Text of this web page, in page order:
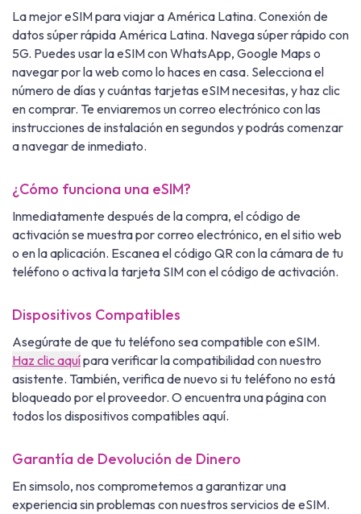
La mejor eSIM para viajar a América Latina. Conexión de
datos súper rápida América Latina. Navega súper rápido con
5G. Puedes usar la eSIM con WhatsApp, Google Maps o
navegar por la web como lo haces en casa. Selecciona el
número de días y cuántas tarjetas eSIM necesitas, y haz clic
en comprar. Te enviaremos un correo electrónico con las
instrucciones de instalación en segundos y podrás comenzar
a navegar de inmediato.
¿Cómo funciona una eSIM?
Inmediatamente después de la compra, el código de
activación se muestra por correo electrónico, en el sitio web
o en la aplicación. Escanea el código QR con la cámara de tu
teléfono o activa la tarjeta SIM con el código de activación.
Dispositivos Compatibles
Asegúrate de que tu teléfono sea compatible con eSIM.
Haz clic aquípara verificar la compatibilidad con nuestro
asistente. También, verifica de nuevo si tu teléfono no está
bloqueado por el proveedor. O encuentra una página con
todos los dispositivos compatibles aquí.
Garantía de Devolución de Dinero
En simsolo, nos comprometemos a garantizar una
experiencia sin problemas con nuestros servicios de eSIM.